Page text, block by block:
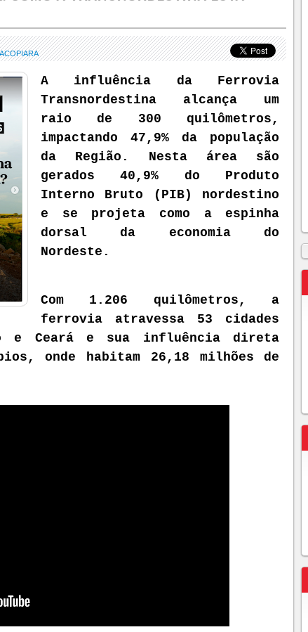
A influência da Ferrovia
Transnordestina alcança um
raio de 300 quilômetros,
impactando 47,9% da população
da Região. Nesta área são
gerados 40,9% do Produto
Interno Bruto (PIB) nordestino
e se projeta como a espinha
dorsal da economia do
Nordeste.
Com 1.206 quilômetros, a
ferrovia atravessa 53 cidades
e Ceará e sua influência direta
onde habitam 26,18 milhões de